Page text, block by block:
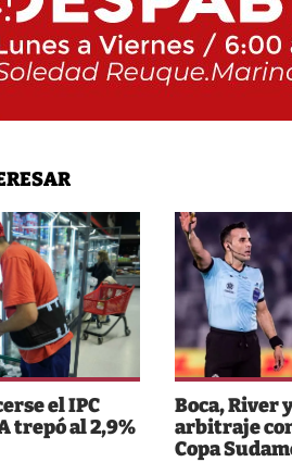
el IPC
trepó al 2,9%
Boca, River
arbitraje
Copa